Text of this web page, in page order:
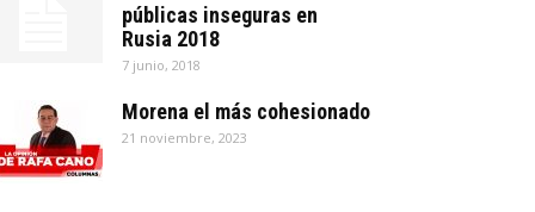
públicas inseguras en
Rusia 2018
7 junio, 2018
Morena el más cohesionado
21 noviembre, 2023